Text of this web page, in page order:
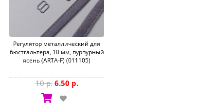
Регулятор металлический для
бюстгальтера, 10 мм, пурпурный
ясень (ARTA-F) (011105)
10 р. 6.50 р.